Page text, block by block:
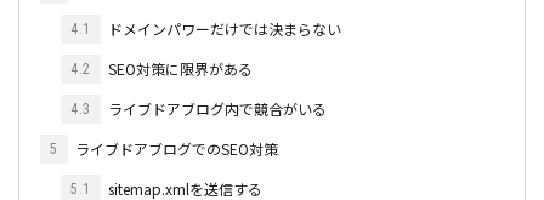
4.1 ドメインパワーだけでは決まらない
4.2 SEO対策に限界がある
4.3 ライブドアブログ内で競合がいる
5 ライブドアブログでのSEO対策
5.1 sitemap.xmlを送信する